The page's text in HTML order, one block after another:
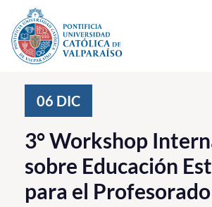
Click acá para ir directamente al contenido
Investigación, Creación e Innovación
PUCV Internacional
Vinculación con el Medio
06 DIC
3° Workshop
sobre Educación
para el Profesorado